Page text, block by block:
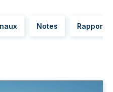
Notes Rapports